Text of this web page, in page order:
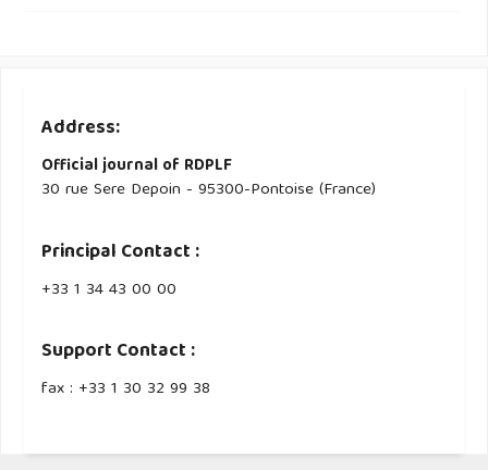
Address:
Official journal of RDPLF
30 rue Sere Depoin - 95300-Pontoise (France)
Principal Contact :
‭+33 ‭1 34 43 00 00‬
Support Contact :
fax : +33 1 30 32 99 38